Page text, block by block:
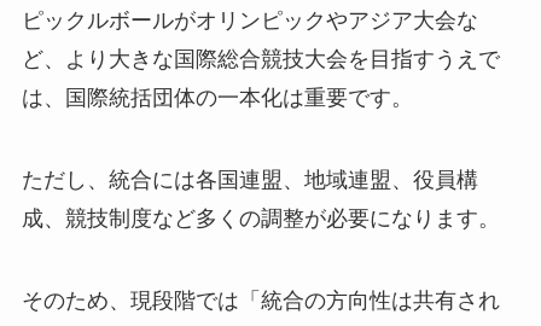
ピックルボールがオリンピックやアジア大会な
ど、より大きな国際総合競技大会を目指すうえで
は、国際統括団体の一本化は重要です。
ただし、統合には各国連盟、地域連盟、役員構
成、競技制度など多くの調整が必要になります。
そのため、現段階では「統合の方向性は共有され